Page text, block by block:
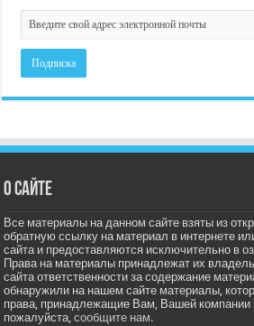
О сайте
Все материалы на данном сайте взяты из
обратную ссылку на материал в интернете
сайта и предоставляются исключительно в
Права на материалы принадлежат их
сайта ответственности за содержание
обнаружили на нашем сайте материалы,
права, принадлежащие Вам, Вашей компании
пожалуйста,сообщите нам.